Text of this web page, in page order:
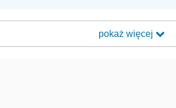
pokaż więcej